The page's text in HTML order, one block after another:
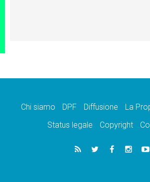
Chi siamo DPF Diffusione La
Status legale
Copyright